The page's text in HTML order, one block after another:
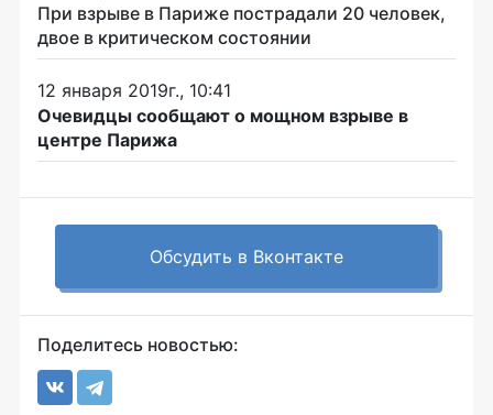
При взрыве в Париже пострадали 20 человек,
двое в критическом состоянии
12 января 2019г., 10:41
Очевидцы сообщают о мощном взрыве в
центре Парижа
Обсудить в Вконтакте
Поделитесь новостью: